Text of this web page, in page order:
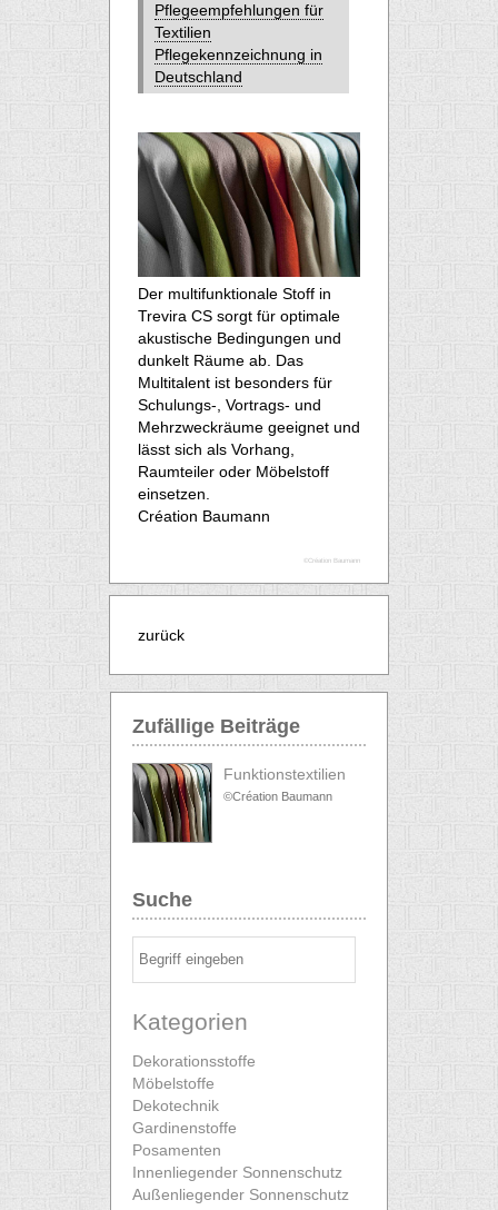
Pflegeempfehlungen für
Textilien
Pflegekennzeichnung in
Deutschland
Der multifunktionale Stoff in
Trevira CS sorgt für optimale
akustische Bedingungen und
dunkelt Räume ab. Das
Multitalent ist besonders für
Schulungs-, Vortrags- und
Mehrzweckräume geeignet und
lässt sich als Vorhang,
Raumteiler oder Möbelstoff
einsetzen.
Création Baumann
©Création Baumann
zurück
Zufällige Beiträge
Funktionstextilien
©Création Baumann
Suche
Kategorien
Dekorationsstoffe
Möbelstoffe
Dekotechnik
Gardinenstoffe
Posamenten
Innenliegender Sonnenschutz
Außenliegender Sonnenschutz